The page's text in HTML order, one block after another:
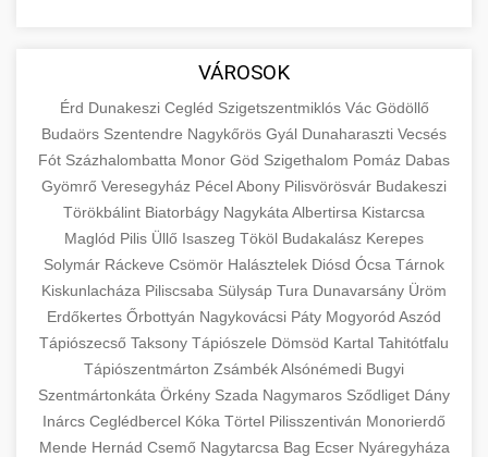
economics and business. Learn about product
types and service categories.
en.wikipedia.org economic concepts
💶 6. eus pénzek
🚀 8. seo ügynökség +
Expert search engine optimization services to
improve your website's visibility and organic
traffic. Technical SEO, content optimization,
and more.
onlinemarketing101.biz
search optimization experts
💎 9. mellplasztika +
Professional breast augmentation services
with experienced surgeons. Learn about
procedures, recovery, and consultation options
for cosmetic enhancement.
szeptest.com cosmetic breast surgery
✨ 10. hasplasztika +
Expert tummy tuck procedures to achieve a
flatter, more toned abdomen. Consultation
with certified plastic surgeons and
comprehensive aftercare.
👁️ szemhejplasztika +
Professional blepharoplasty procedures to
VÁROSOK
Érd Dunakeszi Cegléd Szigetszentmiklós Vác Gödöllő
Budaörs Szentendre Nagykőrös Gyál Dunaharaszti Vecsés
Fót Százhalombatta Monor Göd Szigethalom Pomáz Dabas
Gyömrő Veresegyház PécelAbony Pilisvörösvár Budakeszi
Törökbálint Biatorbágy Nagykáta Albertirsa Kistarcsa
Maglód Pilis Üllő Isaszeg Tököl Budakalász Kerepes
Solymár Ráckeve Csömör Halásztelek Diósd Ócsa Tárnok
Kiskunlacháza Piliscsaba Sülysáp Tura Dunavarsány Üröm
Erdőkertes Őrbottyán Nagykovácsi Páty Mogyoród Aszód
Tápiószecső Taksony Tápiószele Dömsöd Kartal Tahitótfalu
Tápiószentmárton ZsámbékAlsónémedi Bugyi
Szentmártonkáta Örkény Szada Nagymaros Sződliget Dány
Inárcs Ceglédbercel Kóka Törtel Pilisszentiván Monorierdő
Mende Hernád Csemő Nagytarcsa Bag Ecser Nyáregyháza